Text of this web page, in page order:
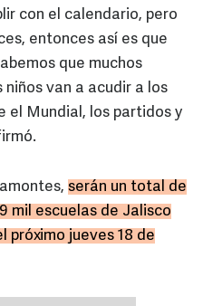
con el calendario, pero
entonces así es que
que muchos
van a acudir a los
el Mundial, los partidos y
serán un total de
mil escuelas de Jalisco
próximo jueves 18 de